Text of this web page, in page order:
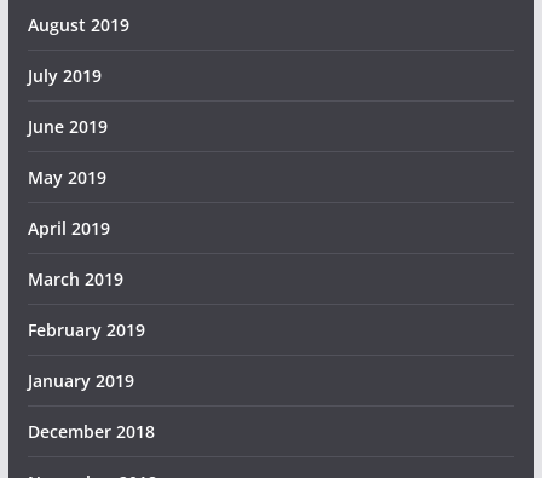
August 2019
July 2019
June 2019
May 2019
April 2019
March 2019
February 2019
January 2019
December 2018